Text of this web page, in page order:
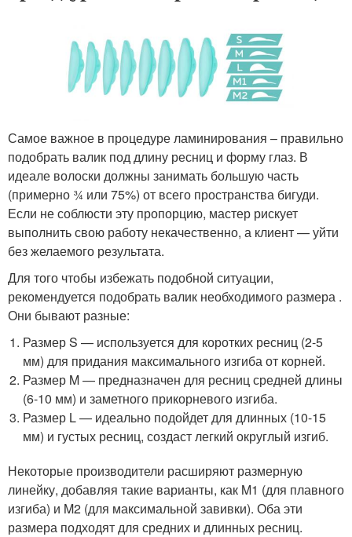
Самое важное в процедуре ламинирования – правильно
подобрать валик под длину ресниц и форму глаз. В
идеале волоски должны занимать большую часть
(примерно ¾ или 75%) от всего пространства бигуди.
Если не соблюсти эту пропорцию, мастер рискует
выполнить свою работу некачественно, а клиент — уйти
без желаемого результата.
Для того чтобы избежать подобной ситуации,
рекомендуется подобрать валик необходимого размера .
Они бывают разные:
Размер S — используется для коротких ресниц (2-5
мм) для придания максимального изгиба от корней.
Размер M — предназначен для ресниц средней длины
(6-10 мм) и заметного прикорневого изгиба.
Размер L — идеально подойдет для длинных (10-15
мм) и густых ресниц, создаст легкий округлый изгиб.
Некоторые производители расширяют размерную
линейку, добавляя такие варианты, как M1 (для плавного
изгиба) и M2 (для максимальной завивки). Оба эти
размера подходят для средних и длинных ресниц.